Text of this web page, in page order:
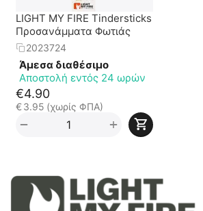
LIGHT MY FIRE Tindersticks
Προσανάμματα Φωτιάς
2023724
Άμεσα διαθέσιμο
Αποστολή εντός 24 ωρών
€4.90
€ 3.95 (χωρίς ΦΠΑ)
+
−